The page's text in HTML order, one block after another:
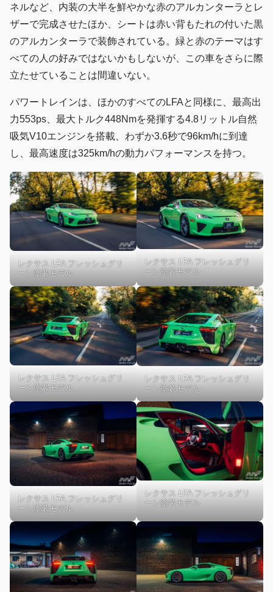
ネルなど、内装の大半を鮮やかな赤のアルカンターラとレ
ザーで完成させたほか、シートは赤い背もたれの付いた黒
のアルカンターラで装飾されている。緑と赤のテーマはす
べての人の好みではないかもしないが、この車をさらに際
立たせていることは間違いない。
パワートレインは、ほかのすべてのLFAと同様に、最高出
力553ps、最大トルク448Nmを発揮する4.8リットル自然
吸気V10エンジンを搭載、わずか3.6秒で96km/hに到達
し、最高速度は325km/hの動力パフォーマンスを持つ。
レクサス LFA フレッシュグリ
ーン塗装モデル
レクサス LFA フレッシュグリ
ーン塗装モデル
レクサス LFA フレッシュグリ
ーン塗装モデル
レクサス LFA フレッシュグリ
ーン塗装モデル
レクサス LFA フレッシュグリ
ーン塗装モデル
レクサス LFA フレッシュグリ
ーン塗装モデル